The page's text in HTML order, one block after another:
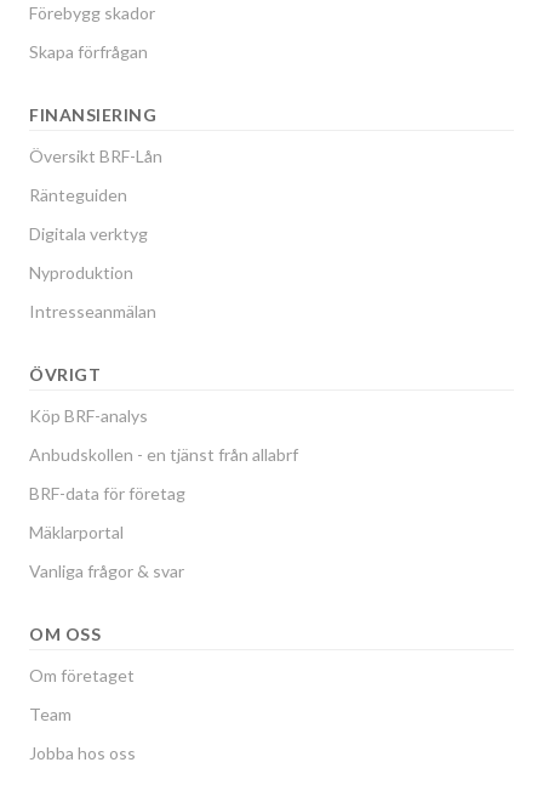
Förebygg skador
Skapa förfrågan
FINANSIERING
Översikt BRF-Lån
Ränteguiden
Digitala verktyg
Nyproduktion
Intresseanmälan
ÖVRIGT
Köp BRF-analys
Anbudskollen - en tjänst från allabrf
BRF-data för företag
Mäklarportal
Vanliga frågor & svar
OM OSS
Om företaget
Team
Jobba hos oss